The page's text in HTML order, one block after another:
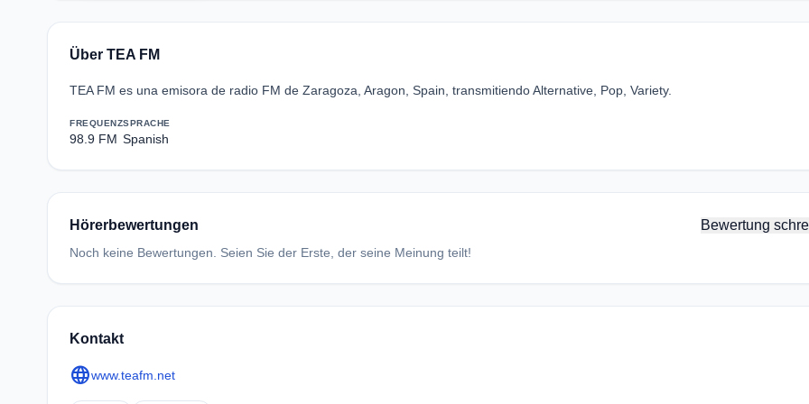
Über TEA FM
TEA FM es una emisora de radio FM de Zaragoza, Aragon, Spain, transmitiendo Alternative, Pop, Variety.
FREQUENZ
98.9 FM
SPRACHE
Spanish
Hörerbewertungen Bewertung
Noch keine Bewertungen. Seien Sie der Erste, der seine Meinung teilt!
Kontakt
languagewww.teafm.net